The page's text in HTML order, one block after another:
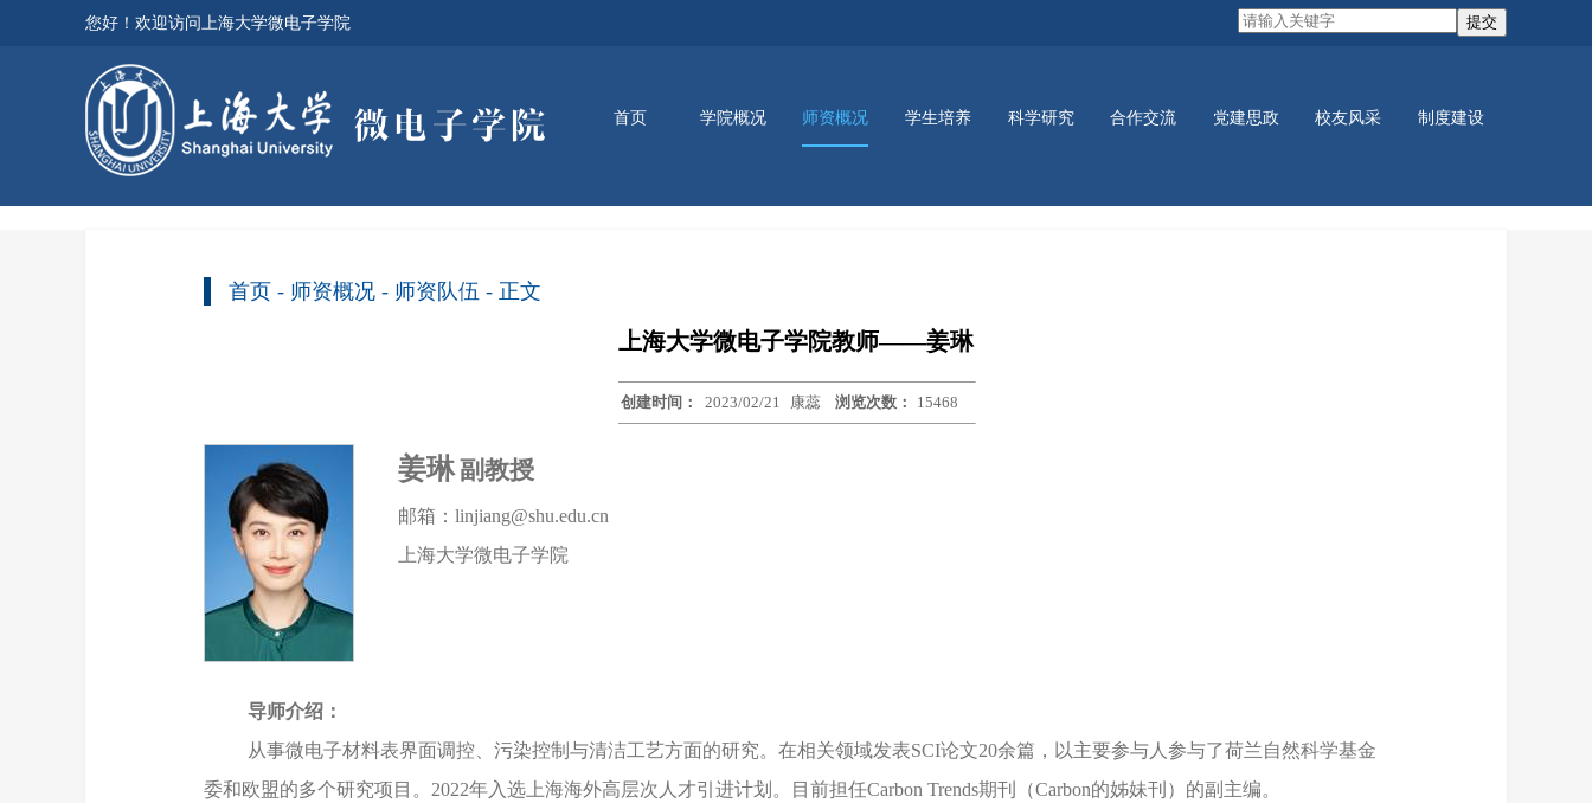
您好！欢迎访问上海大学微电子学院
首页 学院概况 师资概况 学生培养 科学研究 合作交流 党建思政 校友风采 制度建设
首页 - 师资概况 - 师资队伍 - 正文
上海大学微电子学院教师——姜琳
创建时间： 2023/02/21 康蕊 浏览次数： 15468
姜琳副教授
邮箱：linjiang@shu.edu.cn
上海大学微电子学院
导师介绍：
从事微电子材料表界面调控、污染控制与清洁工艺方面的研究。在相关领域发表SCI论文20余篇，以主要参与人参与了荷兰自然科学基金
委和欧盟的多个研究项目。2022年入选上海海外高层次人才引进计划。目前担任Carbon Trends期刊（Carbon的姊妹刊）的副主编。